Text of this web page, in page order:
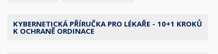
KYBERNETICKÁ PŘÍRUČKA PRO LÉKAŘE - 10+1 KROKŮ
K OCHRANĚ ORDINACE